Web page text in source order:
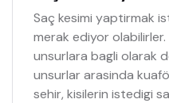
Saç kesimi yaptirmak
merak ediyor
unsurlara bagli olarak
unsurlar arasinda
sehir, kisilerin istedigi